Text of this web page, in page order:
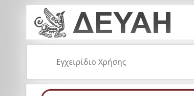
Εγχειρίδιο Χρήσης